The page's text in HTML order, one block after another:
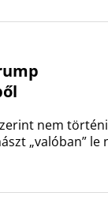
nem
„valóban” le